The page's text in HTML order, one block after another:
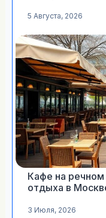
5 Августа, 2026
Кафе на речном
отдыха в
3 Июля, 2026